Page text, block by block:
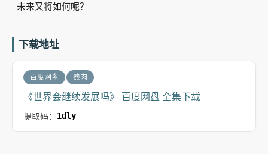
未来又将如何呢？
下载地址
百度网盘 熟肉
《世界会继续发展吗》 百度网盘 全集下载
提取码： 1dly